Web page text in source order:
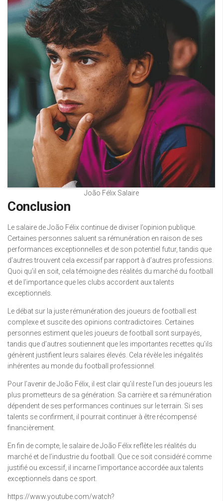
João Félix Salaire
Conclusion
Le salaire de João Félix continue de diviser l’opinion publique.
Certaines personnes saluent sa rémunération en raison de ses
performances exceptionnelles et de son potentiel futur, tandis que
d’autres trouvent cela excessif par rapport à d’autres professions.
Quoi qu’il en soit, cela témoigne des réalités du marché du football
et de l’importance que les clubs accordent aux talents
exceptionnels.
Le débat sur la juste rémunération des joueurs de football est
complexe et suscite des opinions contradictoires. Certaines
personnes estiment que les joueurs de football sont surpayés,
tandis que d’autres soutiennent que les importantes recettes qu’ils
génèrent justifient leurs salaires élevés. Cela révèle les inégalités
inhérentes au monde du football professionnel.
Pour l’avenir de João Félix, il est clair qu’il reste l’un des joueurs les
plus prometteurs de sa génération. Sa carrière et sa rémunération
dépendent de ses performances continues sur le terrain. Si ses
talents se confirment, il pourrait continuer à être récompensé
financièrement.
En fin de compte, le salaire de João Félix reflète les réalités du
marché et de l’industrie du football. Que ce soit considéré comme
justifié ou excessif, il incarne l’importance accordée aux talents
exceptionnels dans ce sport.
https://www.youtube.com/watch?